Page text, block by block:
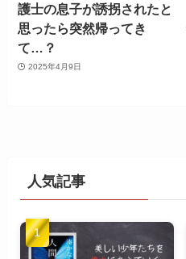
護士の息子が誘拐されたと
思ったら突然帰ってき
て…？
2025年4月9日
人気記事